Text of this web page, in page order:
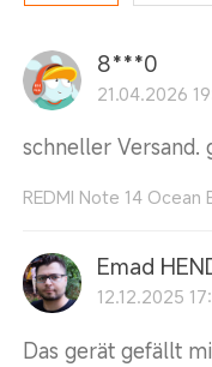
8***0
21.04.2026
schneller Versand.
REDMI Note 14 Ocean
Emad
12.12.2025
Das gerät gefällt